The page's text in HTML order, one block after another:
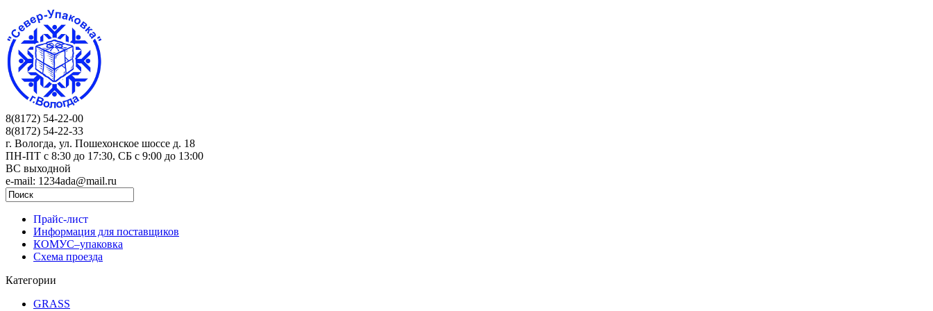
8(8172) 54-22-00
8(8172) 54-22-33
г. Вологда, ул. Пошехонское шоссе д. 18
ПН-ПТ c 8:30 до 17:30, СБ с 9:00 до 13:00
ВС выходной
e-mail: 1234ada@mail.ru
Прайс-лист
Информация для поставщиков
КОМУС–упаковка
Схема проезда
Категории
GRASS